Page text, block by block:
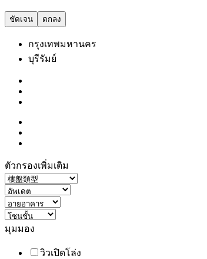
ชัดเจน ตกลง
กรุงเทพมหานคร
บุรีรัมย์
ตัวกรองเพิ่มเติม
มุมมอง
วิวเปิดโล่ง